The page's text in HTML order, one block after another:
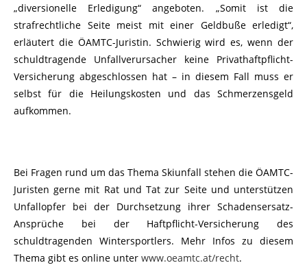
„diversionelle Erledigung“ angeboten. „Somit ist die
strafrechtliche Seite meist mit einer Geldbuße erledigt“,
erläutert die ÖAMTC-Juristin. Schwierig wird es, wenn der
schuldtragende Unfallverursacher keine Privathaftpflicht-
Versicherung abgeschlossen hat – in diesem Fall muss er
selbst für die Heilungskosten und das Schmerzensgeld
aufkommen.
Bei Fragen rund um das Thema Skiunfall stehen die ÖAMTC-
Juristen gerne mit Rat und Tat zur Seite und unterstützen
Unfallopfer bei der Durchsetzung ihrer Schadensersatz-
Ansprüche bei der Haftpflicht-Versicherung des
schuldtragenden Wintersportlers. Mehr Infos zu diesem
Thema gibt es online unter www.oeamtc.at/recht.